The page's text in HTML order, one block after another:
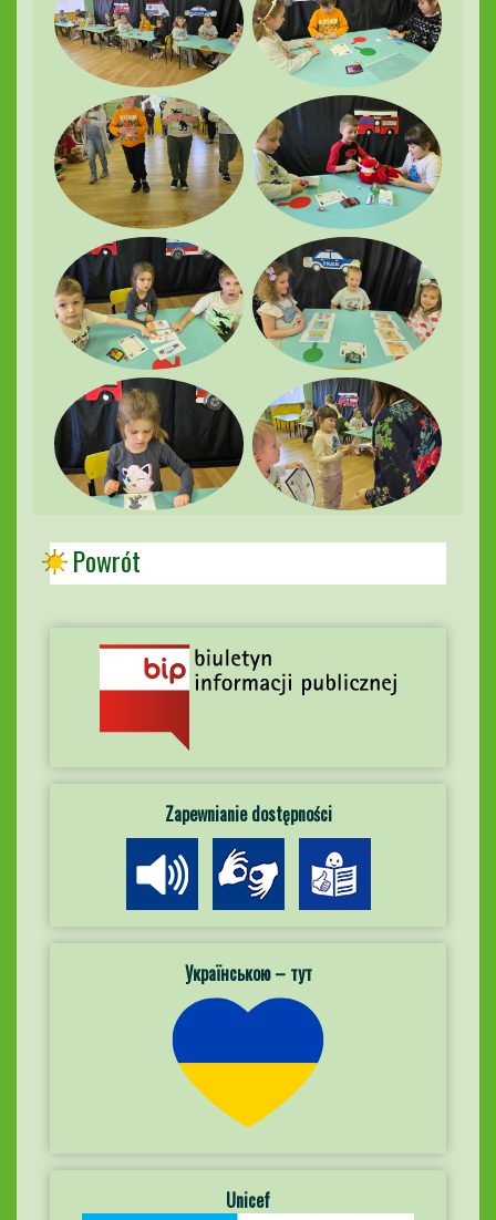
Powrót
Zapewnianie dostępności
Українською – тут
Unicef